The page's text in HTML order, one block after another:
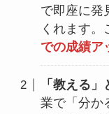
で即座に発
くれます
での成績ア
「教える
業で「分か